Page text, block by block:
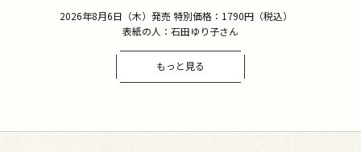
2026年8月6日（木）発売 特別価格：1790円（税込）
表紙の人：石田ゆり子さん
もっと見る